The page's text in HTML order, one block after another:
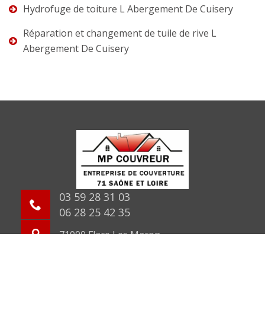
Hydrofuge de toiture L Abergement De Cuisery
Réparation et changement de tuile de rive L
Abergement De Cuisery
03 59 28 31 03
06 28 25 42 35
71000 Flace Les Macon